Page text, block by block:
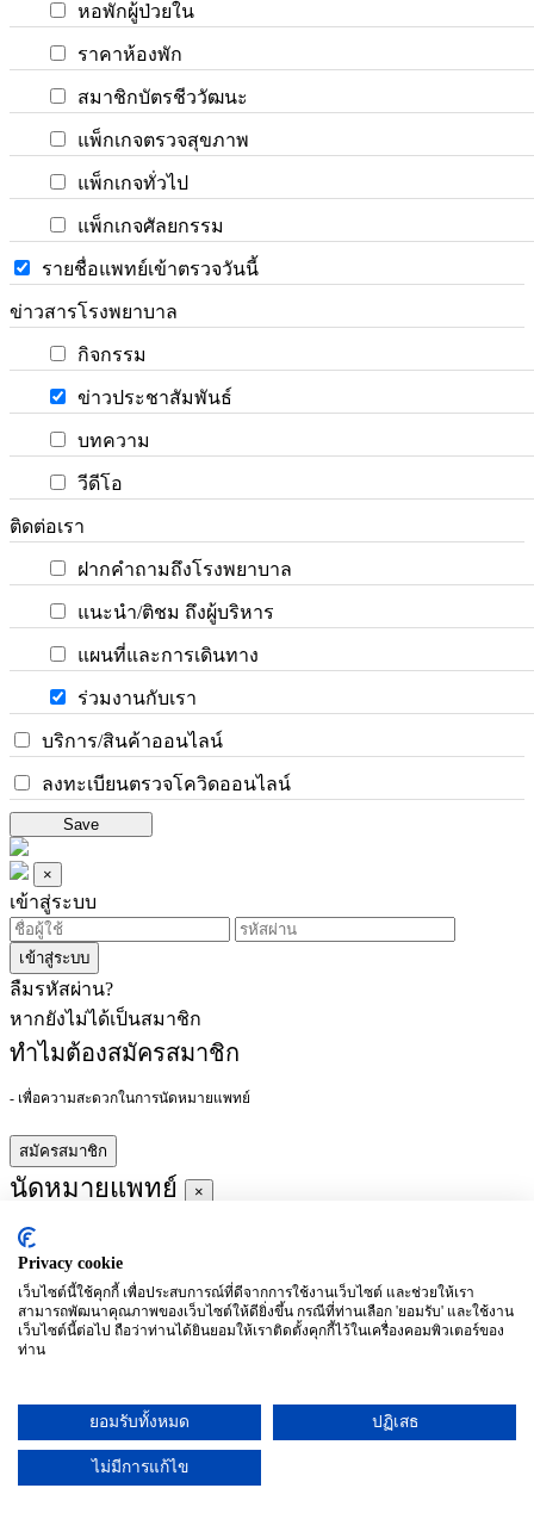
หอพักผู้ป่วยใน
ราคาห้องพัก
สมาชิกบัตรชีววัฒนะ
แพ็กเกจตรวจสุขภาพ
แพ็กเกจทั่วไป
แพ็กเกจศัลยกรรม
รายชื่อแพทย์เข้าตรวจวันนี้
ข่าวสารโรงพยาบาล
กิจกรรม
ข่าวประชาสัมพันธ์
บทความ
วีดีโอ
ติดต่อเรา
ฝากคำถามถึงโรงพยาบาล
แนะนำ/ติชม ถึงผู้บริหาร
แผนที่และการเดินทาง
ร่วมงานกับเรา
บริการ/สินค้าออนไลน์
ลงทะเบียนตรวจโควิดออนไลน์
Save
×
เข้าสู่ระบบ
เข้าสู่ระบบ
ลืมรหัสผ่าน?
หากยังไม่ได้เป็นสมาชิก
ทำไมต้องสมัครสมาชิก
- เพื่อความสะดวกในการนัดหมายแพทย์
สมัครสมาชิก
นัดหมายแพทย์ ×
ผู้ชำนาญการ
ประจำ :
อาทิตย์
จันทร์
(27/09)
อังคาร
(28/09)
พุธ
พฤหัสบดี
ศุกร์
เสาร์
Privacy cookie
เว็บไซต์นี้ใช้คุกกี้ เพื่อประสบการณ์ที่ดีจากการใช้งานเว็บไซต์ และช่วยให้เรา
สามารถพัฒนาคุณภาพของเว็บไซต์ให้ดียิ่งขึ้น กรณีที่ท่านเลือก 'ยอมรับ' และใช้งาน
เว็บไซต์นี้ต่อไป ถือว่าท่านได้ยินยอมให้เราติดตั้งคุกกี้ไว้ในเครื่องคอมพิวเตอร์ของ
ท่าน
ยอมรับทั้งหมด ปฏิเสธ
ไม่มีการแก้ไข